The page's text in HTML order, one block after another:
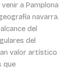
a Pamplona
navarra.
del
del
valor artístico
que